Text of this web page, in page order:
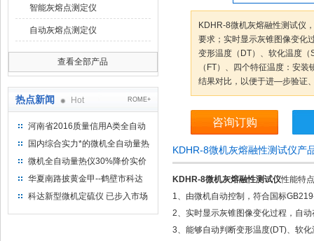
智能灰熔点测定仪
自动灰熔点测定仪
查看全部产品
热点新闻 Hot ROME+
河南省2016质量信用A类全自动
量热仪
国内综合实力*的微机全自动量热
仪制造企业
微机全自动量热仪30%降价实价
出售
华夏南路披黄金甲--鹤壁市科达
仪器仪表有限公司
科达新型微机定硫仪 已步入市场
KDHR-8微机灰熔融性测试仪
要求；实时显示灰锥图像变化
变形温度（DT）、软化温度
（FT）、四个特征温度：安
结果对比，以便于进—步验证
咨询订购
KDHR-8微机灰熔融性测试仪产
KDHR-8微机灰熔融性测试仪性能特
1、由微机自动控制，符合国标
2、实时显示灰锥图像变化过程，自
3、能够自动判断变形温度(DT)、软